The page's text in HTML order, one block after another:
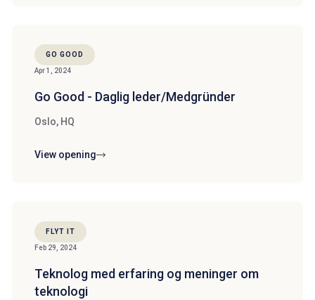
Apr 1, 2024
Go Good - Daglig leder/Medgründer
Oslo, HQ
View opening
GO GOOD
Feb 29, 2024
Teknolog med erfaring og meninger om
teknologi
FLYT IT